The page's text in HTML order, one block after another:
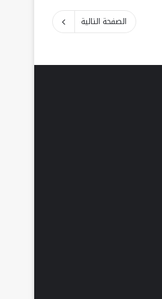
الصفحة التالية